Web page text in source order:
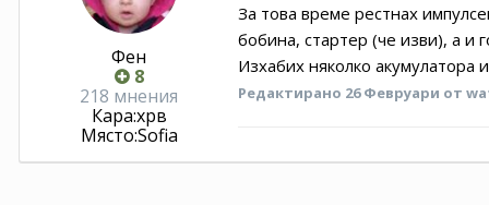
Фен
8
218 мнения
Кара:хрв
Място:Sofia
За това време рестнах
бобина, стартер (че изви), а и
Изхабих няколко акумулатора
Редактирано 26 Февруари от